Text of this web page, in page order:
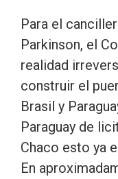
Para el
Parkinson, el
realidad
construir el
Brasil y
Paraguay de
Chaco esto ya
En